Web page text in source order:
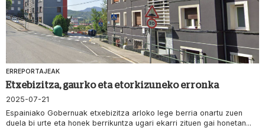
ERREPORTAJEAK
Etxebizitza, gaurko eta etorkizuneko erronka
2025-07-21
Espainiako Gobernuak etxebizitza arloko lege berria onartu zuen
duela bi urte eta honek berrikuntza ugari ekarri zituen gai honetan...